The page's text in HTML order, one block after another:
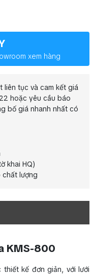
xem hàng
liên tục và cam kết giá
hoặc yêu cầu báo
bố giá nhanh nhất có
khai HQ)
chất lượng
KMS-800
thiết kế đơn giản, với lưới